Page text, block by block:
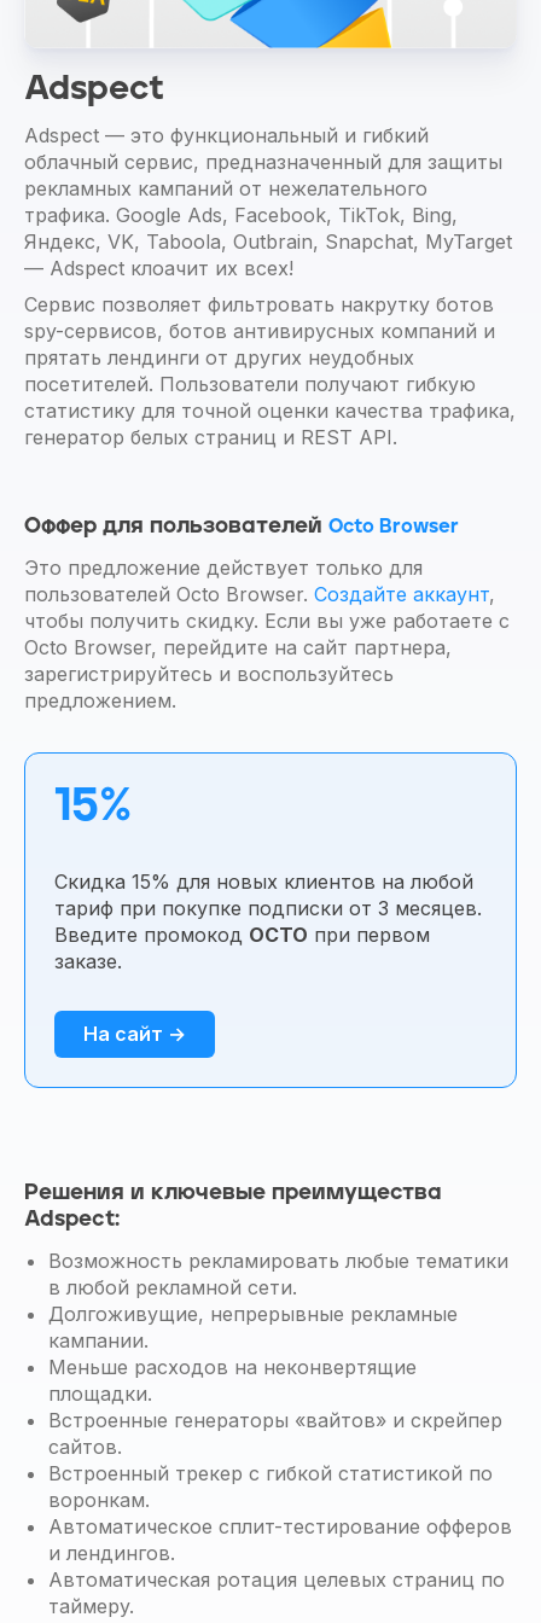
Adspect
Adspect — это функциональный и гибкий
облачный сервис, предназначенный для защиты
рекламных кампаний от нежелательного
трафика. Google Ads, Facebook, TikTok, Bing,
Яндекс, VK, Taboola, Outbrain, Snapchat, MyTarget
— Adspect клоачит их всех!
Сервис позволяет фильтровать накрутку ботов
spy-сервисов, ботов антивирусных компаний и
прятать лендинги от других неудобных
посетителей. Пользователи получают гибкую
статистику для точной оценки качества трафика,
генератор белых страниц и REST API.
Оффер для пользователей Octo Browser
Это предложение действует только для
пользователей Octo Browser. Создайте аккаунт,
чтобы получить скидку. Если вы уже работаете с
Octo Browser, перейдите на сайт партнера,
зарегистрируйтесь и воспользуйтесь
предложением.
15%
Скидка 15% для новых клиентов на любой
тариф при покупке подписки от 3 месяцев.
Введите промокод OCTO при первом
заказе.
На сайт →
Решения и ключевые преимущества
Adspect:
Возможность рекламировать любые тематики
в любой рекламной сети.
Долгоживущие, непрерывные рекламные
кампании.
Меньше расходов на неконвертящие
площадки.
Встроенные генераторы «вайтов» и скрейпер
сайтов.
Встроенный трекер с гибкой статистикой по
воронкам.
Автоматическое сплит-тестирование офферов
и лендингов.
Автоматическая ротация целевых страниц по
таймеру.